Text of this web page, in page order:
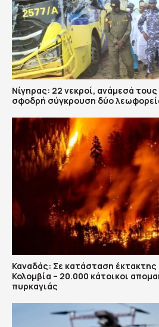
Νίγηρας: 22 νεκροί, ανάμεσά
σφοδρή σύγκρουση δύο
Καναδάς: Σε κατάσταση έκτακτης
Κολομβία – 20.000 κάτοικοι
πυρκαγιάς